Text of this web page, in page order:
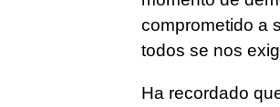
comprometido a
todos se nos
Ha recordado